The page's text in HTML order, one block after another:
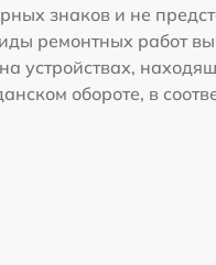
знаков и не
ремонтных работ
устройствах,
обороте, в